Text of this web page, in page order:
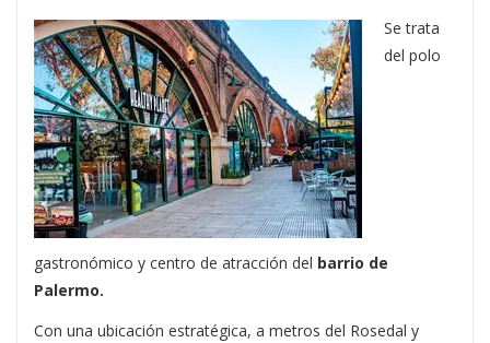
Se trata
del polo
gastronómico y centro de atracción del barrio de
Palermo.
Con una ubicación estratégica, a metros del Rosedal y